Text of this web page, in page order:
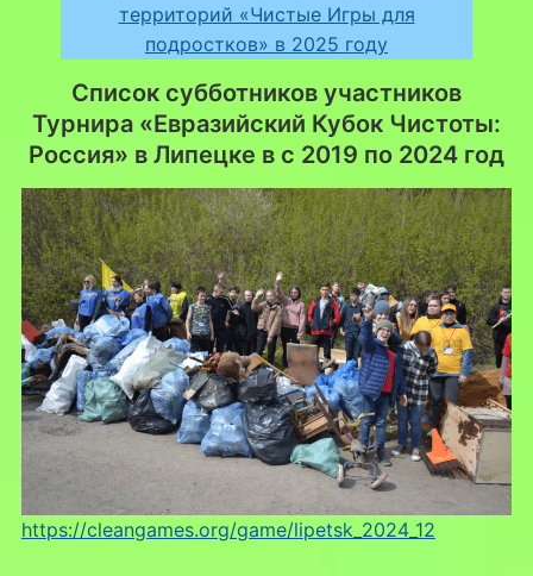
территорий «Чистые Игры для
подростков» в 2025 году
Список субботников участников
Турнира «Евразийский Кубок Чистоты:
Россия» в Липецке в с 2019 по 2024 год
https://cleangames.org/game/lipetsk_2024_12